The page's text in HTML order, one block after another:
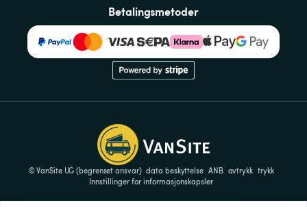
Betalingsmetoder
© VanSite UG (begrenset ansvar) data beskyttelse ANB avtrykk trykk
Innstillinger for informasjonskapsler